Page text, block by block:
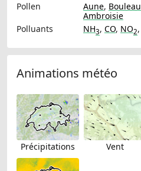
Pollen
Aune, Bouleau
Ambroisie
Polluants
NH3, CO, NO2,
Animations météo
Précipitations Vent